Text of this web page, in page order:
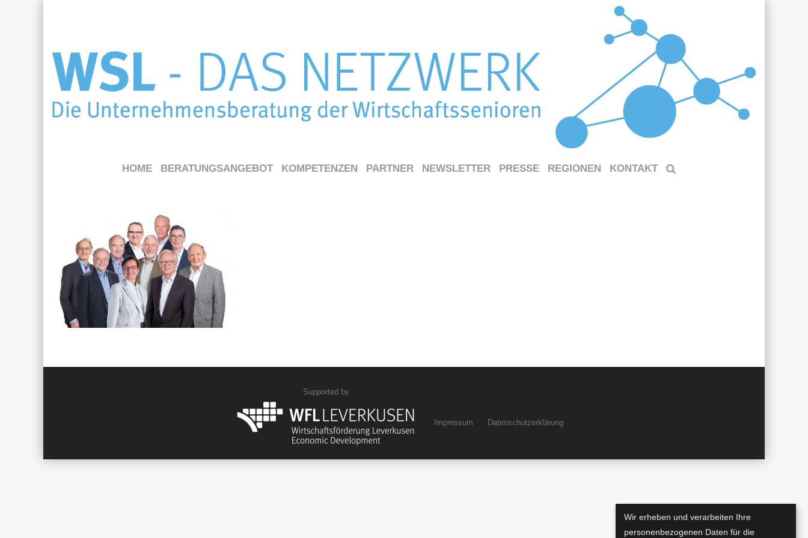
HOME BERATUNGSANGEBOT KOMPETENZEN PARTNER NEWSLETTER PRESSE REGIONEN KONTAKT
Supported by
Impressum Datenschutzerklärung
Wir erheben und verarbeiten Ihre
personenbezogenen Daten für die